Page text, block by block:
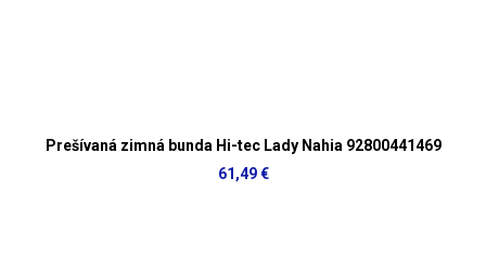
Prešívaná zimná bunda Hi-tec Lady Nahia 92800441469
61,49 €